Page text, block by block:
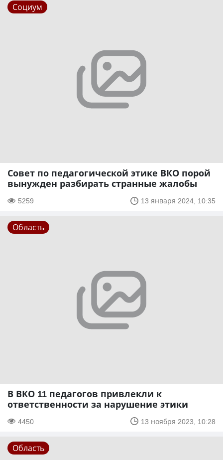
Социум
Совет по педагогической этике ВКО порой
вынужден разбирать странные жалобы
5259 13 января 2024, 10:35
Область
В ВКО 11 педагогов привлекли к
ответственности за нарушение этики
4450 13 ноября 2023, 10:28
Область